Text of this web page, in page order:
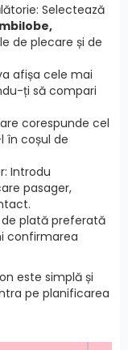
Selectează
de plecare și de
afișa cele mai
ți să compari
corespunde cel
în coșul de
Introdu
pasager,
plată preferată
confirmarea
este simplă și
pe planificarea